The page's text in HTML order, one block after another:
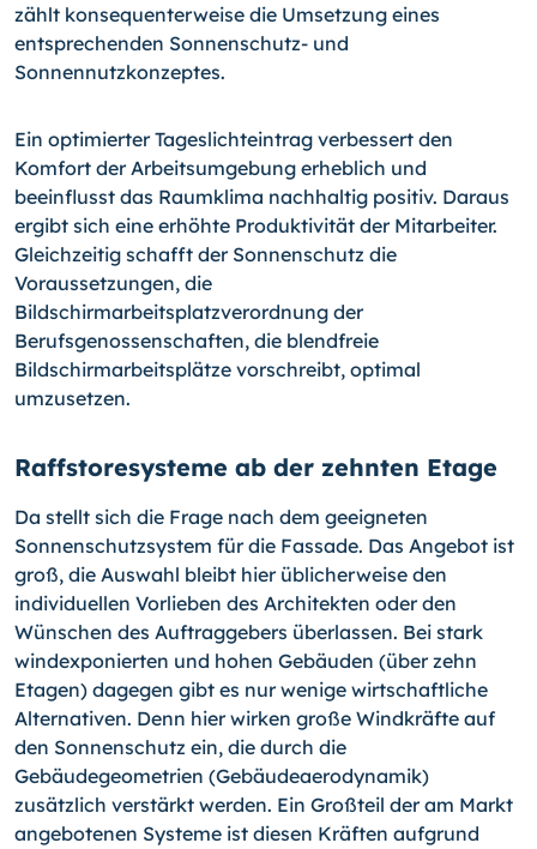
zählt konsequenterweise die Umsetzung eines
entsprechenden Sonnenschutz- und
Sonnennutzkonzeptes.
Ein optimierter Tageslichteintrag verbessert den
Komfort der Arbeitsumgebung erheblich und
beeinflusst das Raumklima nachhaltig positiv. Daraus
ergibt sich eine erhöhte Produktivität der Mitarbeiter.
Gleichzeitig schafft der Sonnenschutz die
Voraussetzungen, die
Bildschirmarbeitsplatzverordnung der
Berufsgenossenschaften, die blendfreie
Bildschirmarbeitsplätze vorschreibt, optimal
umzusetzen.
Raffstoresysteme ab der zehnten Etage
Da stellt sich die Frage nach dem geeigneten
Sonnenschutzsystem für die Fassade. Das Angebot ist
groß, die Auswahl bleibt hier üblicherweise den
individuellen Vorlieben des Architekten oder den
Wünschen des Auftraggebers überlassen. Bei stark
windexponierten und hohen Gebäuden (über zehn
Etagen) dagegen gibt es nur wenige wirtschaftliche
Alternativen. Denn hier wirken große Windkräfte auf
den Sonnenschutz ein, die durch die
Gebäudegeometrien (Gebäudeaerodynamik)
zusätzlich verstärkt werden. Ein Großteil der am Markt
angebotenen Systeme ist diesen Kräften aufgrund